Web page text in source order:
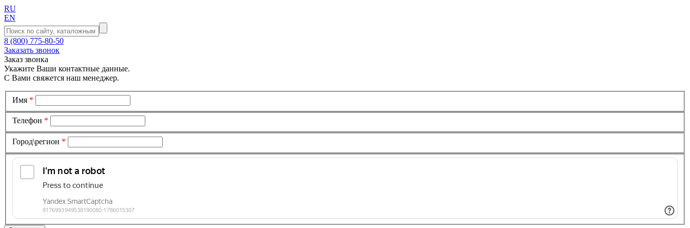
RU
EN
8 (800) 775-80-50
Заказать звонок
Заказ звонка
Укажите Ваши контактные данные.
С Вами свяжется наш менеджер.
Имя *
Телефон *
Город\регион *